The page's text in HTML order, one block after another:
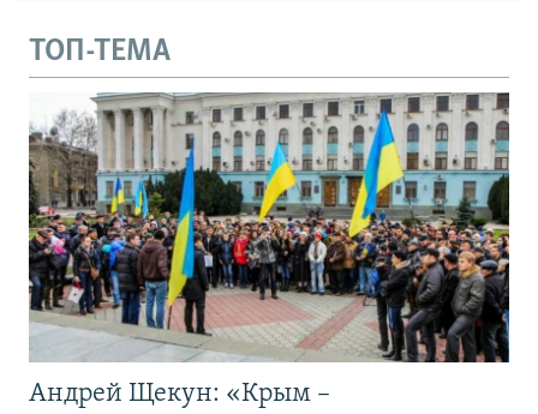
ТОП-ТЕМА
Андрей Щекун: «Крым –